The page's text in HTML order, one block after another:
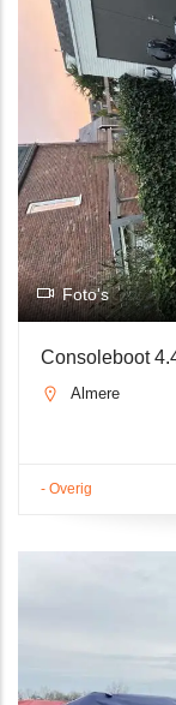
Foto's
Consoleboot
Almere
- Overig